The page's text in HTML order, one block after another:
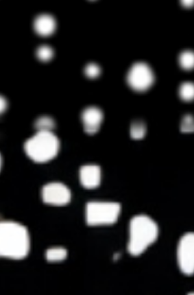
home
who we
what we do
projects
journal